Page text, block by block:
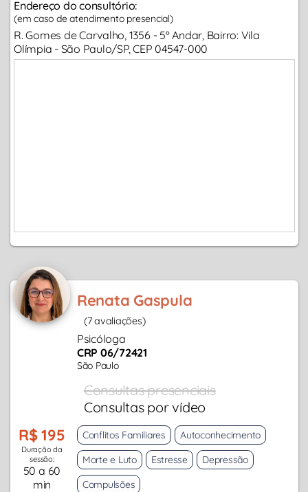
Endereço do consultório:
(em caso de atendimento presencial)
R. Gomes de Carvalho, 1356 - 5º Andar, Bairro: Vila
Olímpia - São Paulo/SP, CEP 04547-000
Renata Gaspula
(7 avaliações)
Psicóloga
CRP 06/72421
São Paulo
Consultas presenciais
Consultas por vídeo
R$ 195
Duração da
sessão:
50 a 60
min
Conflitos Familiares
Autoconhecimento
Morte e Luto
Estresse
Depressão
Compulsões